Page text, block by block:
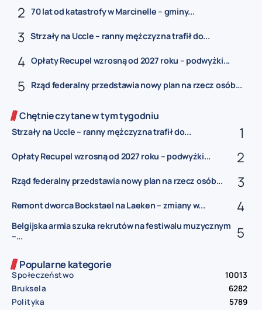
70 lat od katastrofy w Marcinelle – gminy...
Strzały na Uccle – ranny mężczyzna trafił do...
Opłaty Recupel wzrosną od 2027 roku – podwyżki...
Rząd federalny przedstawia nowy plan na rzecz osób...
Chętnie czytane w tym tygodniu
Strzały na Uccle – ranny mężczyzna trafił do...
Opłaty Recupel wzrosną od 2027 roku – podwyżki...
Rząd federalny przedstawia nowy plan na rzecz osób...
Remont dworca Bockstael na Laeken – zmiany w...
Belgijska armia szuka rekrutów na festiwalu muzycznym
–...
Popularne kategorie
Społeczeństwo
10013
Bruksela
6282
Polityka
5789